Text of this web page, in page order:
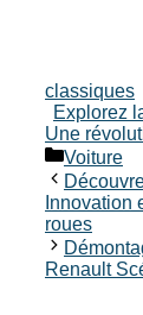
classiques
Explorez
Une
Voiture
Innovation
roues
Renault